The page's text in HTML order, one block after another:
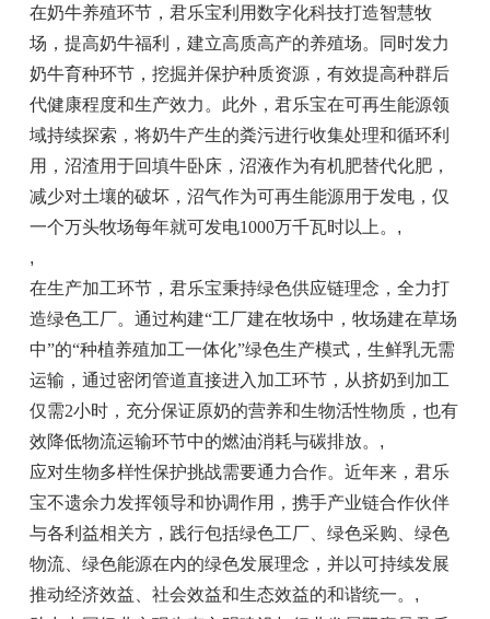
在奶牛养殖环节，君乐宝利用数字化科技打造智慧牧
场 ，提高奶牛福利，建立高质高产的养殖场。同时发力
奶牛育种环节，挖掘并保护种质资源，有效提高种群后
代健康程度和生产效力。此外，君乐宝在可再生能源领
域持续探索，将奶牛产生的粪污进行收集处理和循环利
用，沼渣用于回填牛卧床，沼液作为有机肥替代化肥，
减少对土壤的破坏，沼气作为可再生能源用于发电，仅
一个万头牧场每年就可发电1000万千瓦时以上。 ,
,
在生产加工环节，君乐宝秉持绿色供应链理念，全力打
造绿色工厂。通过构建“工厂建在牧场中， 牧场建在草场
中”的“种植养殖加工一体化”绿色生产模式，生鲜乳无需
运输，通过密闭管道直接进入加工环节，从挤奶到加工
仅需2小时，充分保证原奶的营养和生物活性物质，也有
效降低物流运输环节中的燃油消耗与碳排放。 ,
应对生物多样性保护挑战需要通力合作。 近年来，君乐
宝不遗余力发挥领导和协调作用，携手产业链合作伙伴
与各利益相关方，践行包括绿色工厂、绿色采购、绿色
物流、绿色能源在内的绿色发展理念，并以可持续发展
推动经济效益、社会效益和生态效益的和谐统一。 ,